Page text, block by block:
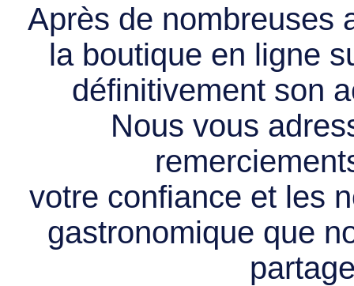
Après de nombreuses
la boutique en ligne
définitivement son
Nous vous
votre confiance et les
gastronomique que